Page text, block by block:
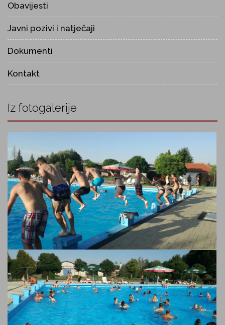
Obavijesti
Javni pozivi i natječaji
Dokumenti
Kontakt
Iz fotogalerije